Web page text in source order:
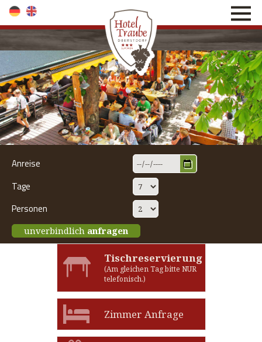
direkt zur Navigation
direkt zum Inhalt
Anreise
Tage
Personen
unverbindlich anfragen
Tischreservierung
(Am gleichen Tag bitte NUR
telefonisch.)
Zimmer Anfrage